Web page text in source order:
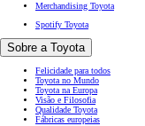
Merchandising Toyota
Spotify Toyota
Sobre a Toyota
Felicidade para todos
Toyota no Mundo
Toyota na Europa
Visão e Filosofia
Qualidade Toyota
Fábricas europeias